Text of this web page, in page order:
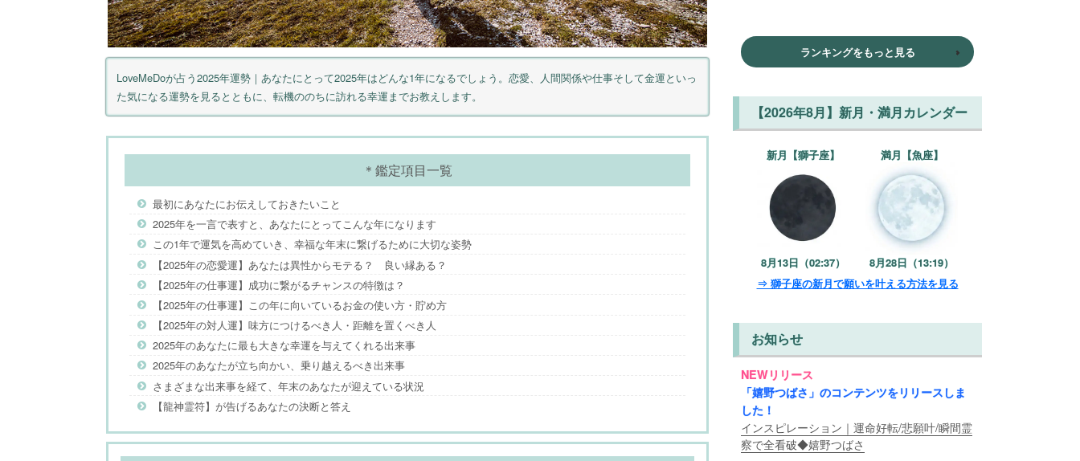
LoveMeDoが占う2025年運勢｜あなたにとって2025年はどんな1年になるでしょう。恋愛、人間関係や仕事そして金運といっ
た気になる運勢を見るとともに、転機ののちに訪れる幸運までお教えします。
＊鑑定項目一覧
最初にあなたにお伝えしておきたいこと
2025年を一言で表すと、あなたにとってこんな年になります
この1年で運気を高めていき、幸福な年末に繋げるために大切な姿勢
【2025年の恋愛運】あなたは異性からモテる？ 良い縁ある？
【2025年の仕事運】成功に繋がるチャンスの特徴は？
【2025年の仕事運】この年に向いているお金の使い方・貯め方
【2025年の対人運】味方につけるべき人・距離を置くべき人
2025年のあなたに最も大きな幸運を与えてくれる出来事
2025年のあなたが立ち向かい、乗り越えるべき出来事
さまざまな出来事を経て、年末のあなたが迎えている状況
【龍神霊符】が告げるあなたの決断と答え
ランキングをもっと見る
【2026年8月】新月・満月カレンダー
新月【獅子座】
8月13日（02:37）
満月【魚座】
8月28日（13:19）
⇒ 獅子座の新月で願いを叶える方法を見る
お知らせ
NEWリリース
「嬉野つばさ」のコンテンツをリリースしま
した！
インスピレーション｜運命好転/悲願叶/瞬間霊
察で全看破◆嬉野つばさ